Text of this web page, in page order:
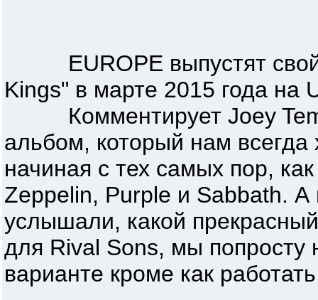
EUROPE выпустят свой
Kings" в марте 2015 года на
Комментирует Joey
альбом, который нам всегда
начиная с тех самых пор,
Zeppelin, Purple и Sabbath. А
услышали, какой
для Rival Sons, мы
варианте кроме как